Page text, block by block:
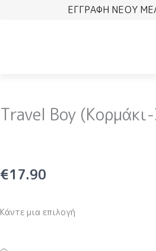
ΕΓΓΡΑΦΗ ΝΕΟΥ
Travel Boy
€17.90
Κάντε μια επιλογή